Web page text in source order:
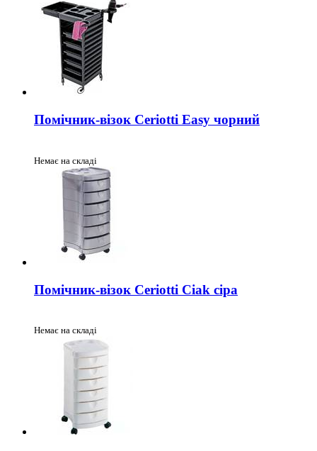
Помічник-візок Ceriotti Easy чорний
Немає на складі
Помічник-візок Ceriotti Ciak сіра
Немає на складі